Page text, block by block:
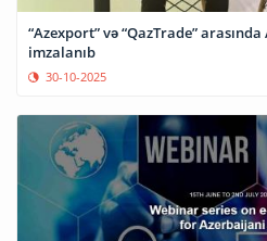
“Azexport” və “QazTrade”
imzalanıb
30-10-2025